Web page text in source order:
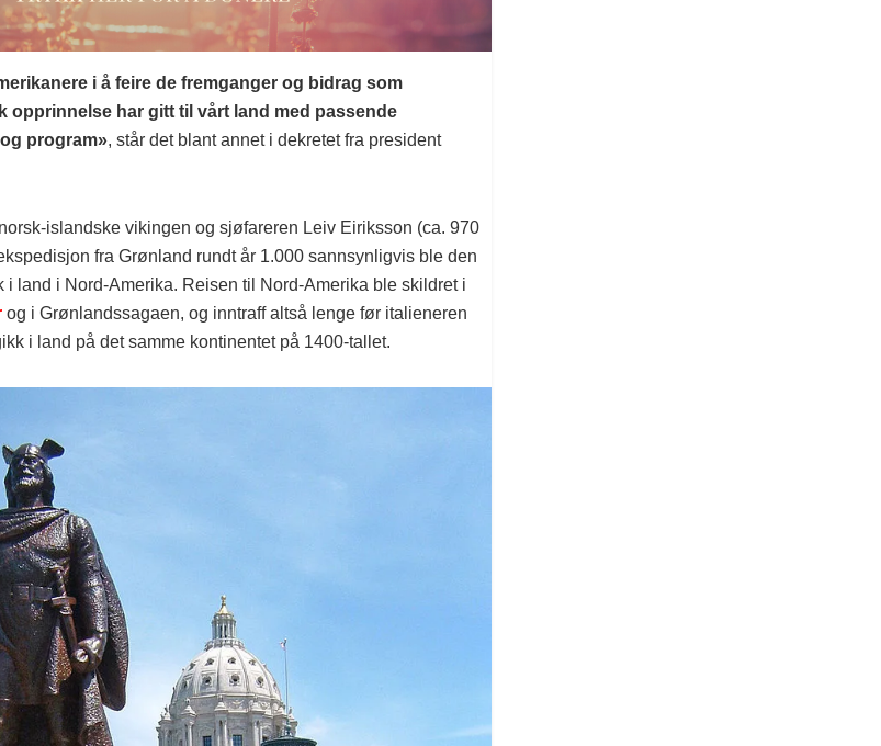
i å feire de fremganger og bidrag som
opprinnelse har gitt til vårt land med passende
program», står det blant annet i dekretet fra president
islandske vikingen og sjøfareren Leiv Eiriksson (ca. 970
fra Grønland rundt år 1.000 sannsynligvis ble den
i land i Nord-Amerika. Reisen til Nord-Amerika ble skildret i
og i Grønlandssagaen, og inntraff altså lenge før italieneren
i land på det samme kontinentet på 1400-tallet.